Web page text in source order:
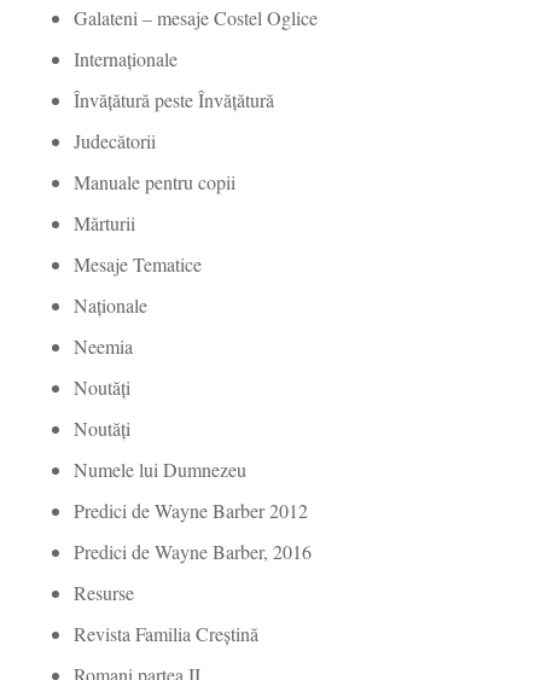
Galateni – mesaje Costel Oglice
Internaționale
Învățătură peste Învățătură
Judecătorii
Manuale pentru copii
Mărturii
Mesaje Tematice
Naționale
Neemia
Noutăți
Noutăți
Numele lui Dumnezeu
Predici de Wayne Barber 2012
Predici de Wayne Barber, 2016
Resurse
Revista Familia Creștină
Romani partea II